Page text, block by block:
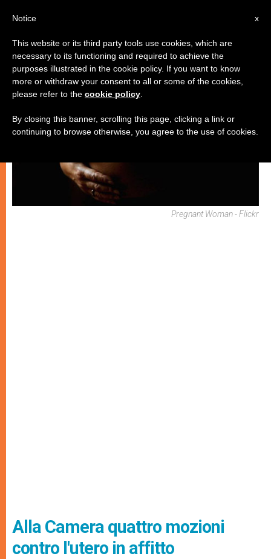
MATRIMONIO E FAMIGLIA
Pregnant Woman - Flickr
Alla Camera quattro mozioni
contro l'utero in affitto
x
Notice
This website or its third party tools use cookies, which are
necessary to its functioning and required to achieve the
purposes illustrated in the cookie policy. If you want to know
more or withdraw your consent to all or some of the cookies,
please refer to the cookie policy
By closing this banner, scrolling this page, clicking a link or
continuing to browse otherwise, you agree to the use of cookies.